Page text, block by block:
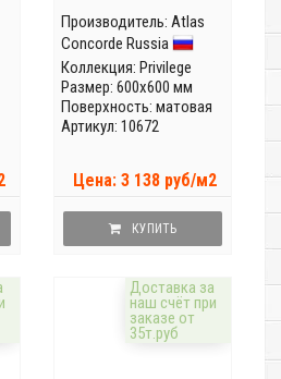
Производитель: Atlas
Concorde Russia
Коллекция: Privilege
Размер: 600x600 мм
Поверхность: матовая
Артикул: 10672
Цена: 3 138 руб/м2
КУПИТЬ
Доставка за
наш счёт при
заказе от
35т.руб